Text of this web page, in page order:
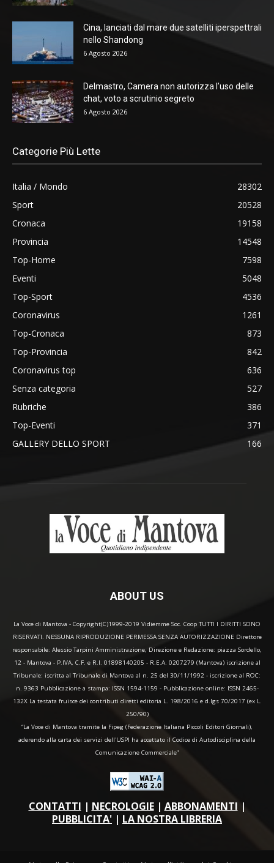
Cina, lanciati dal mare due satelliti iperspettrali
nello Shandong
6 Agosto 2026
Delmastro, Camera non autorizza l’uso delle
chat, voto a scrutinio segreto
6 Agosto 2026
Categorie Più Lette
Italia / Mondo
28302
Sport
20528
Cronaca
19158
Provincia
14548
Top-Home
7598
Eventi
5048
Top-Sport
4536
Coronavirus
1261
Top-Cronaca
873
Top-Provincia
842
Coronavirus top
636
Senza categoria
527
Rubriche
386
Top-Eventi
371
GALLERY DELLO SPORT
166
ABOUT US
La Voce di Mantova - Copyright(C)1999-2019 Vidiemme Soc. Coop TUTTI I DIRITTI SONO
RISERVATI. NESSUNA RIPRODUZIONE PERMESSA SENZA AUTORIZZAZIONE Direttore
responsabile: Alessio Tarpini Amministrazione, Direzione e Redazione: piazza Sordello,
12 - Mantova - P.IVA, C.F. e R.I. 01898140205 - R.E.A. 0207279 (Mantova) iscrizione al
Tribunale: iscritta al Tribunale di Mantova al n. 25 del 30/11/1992 - iscrizione al ROC:
n. 9363 Pubblicazione a stampa: ISSN 1594-1159 - Pubblicazione online: ISSN 2465-
132X La testata fruisce dei contributi diretti editoria L. 198/2016 e d.lgs 70/2017 (ex L.
250/90)
“La Voce di Mantova tramite la Fipeg (Federazione Italiana Piccoli Editori Giornali),
aderendo alla carta dei servizi dell'USPI ha accettato il Codice di Autodisciplina della
Comunicazione Commerciale"
CONTATTI | NECROLOGIE| ABBONAMENTI |
PUBBLICITA' | LA NOSTRA LIBRERIA